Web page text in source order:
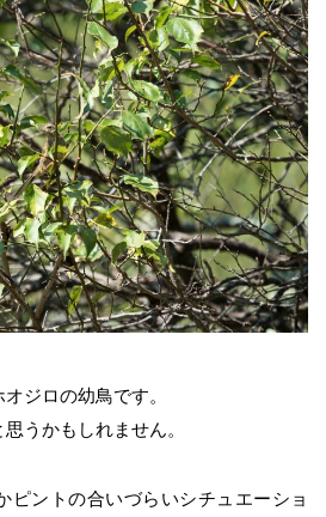
ジロの幼鳥です。
うかもしれません。
ピントの合いづらいシチュエーショ